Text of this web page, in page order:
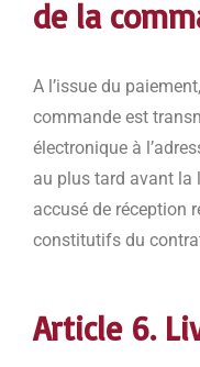
de la
A l’issue du
commande est
électronique à
au plus tard avant la
accusé de réception
constitutifs du
Article 6.